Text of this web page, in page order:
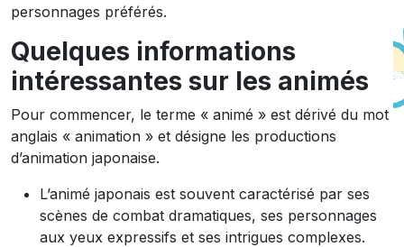
personnages préférés.
Quelques informations
intéressantes sur les animés
Pour commencer, le terme « animé » est dérivé du mot
anglais « animation » et désigne les productions
d’animation japonaise.
L’animé japonais est souvent caractérisé par ses
scènes de combat dramatiques, ses personnages
aux yeux expressifs et ses intrigues complexes.